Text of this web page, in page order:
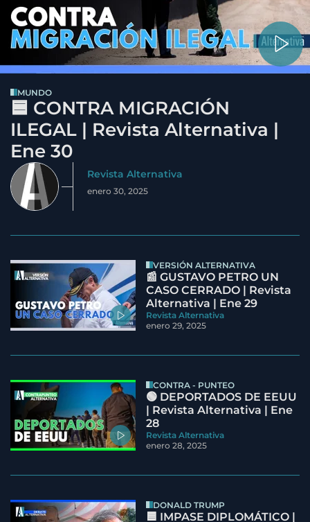
MUNDO
🟦 CONTRA MIGRACIÓN
ILEGAL | Revista Alternativa |
Ene 30
Revista Alternativa
enero 30, 2025
VERSIÓN ALTERNATIVA
📰 GUSTAVO PETRO UN
CASO CERRADO | Revista
Alternativa | Ene 29
Revista Alternativa
enero 29, 2025
CONTRA - PUNTEO
🟢 DEPORTADOS DE EEUU
| Revista Alternativa | Ene
28
Revista Alternativa
enero 28, 2025
DONALD TRUMP
🟦 IMPASE DIPLOMÁTICO |